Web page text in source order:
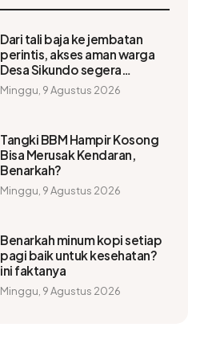
Dari tali baja ke jembatan
perintis, akses aman warga
Desa Sikundo segera
terwujud
Minggu, 9 Agustus 2026
Tangki BBM Hampir Kosong
Bisa Merusak Kendaran,
Benarkah?
Minggu, 9 Agustus 2026
Benarkah minum kopi setiap
pagi baik untuk kesehatan?
ini faktanya
Minggu, 9 Agustus 2026